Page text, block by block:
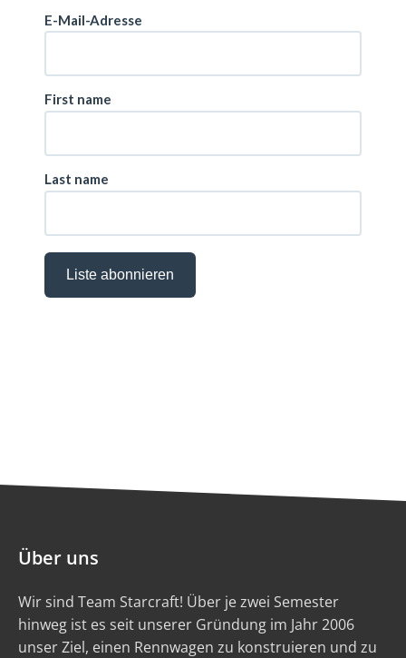
Über uns
Wir sind Team Starcraft! Über je zwei Semester
hinweg ist es seit unserer Gründung im Jahr 2006
unser Ziel, einen Rennwagen zu konstruieren und zu